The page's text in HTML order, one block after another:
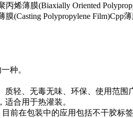
薄膜(Biaxially Oriented
(Casting Polypropylene Film)Cpp薄
种。
质轻、无毒无味、环保、使用范围
合用于热灌装。
前在包装中的应用包括不干胶